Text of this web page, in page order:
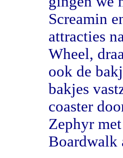
Screamin
attracties
Wheel,
ook de
bakjes
coaster
Zephyr
Boardwalk